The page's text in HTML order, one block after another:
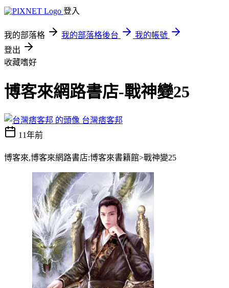
登入
我的部落格 我的部落格後台
我的帳號
登出
收藏嗜好
博客來網路書店-戰神變25
台灣痞客邦
11年前
博客來,博客來網路書店:博客來書籍館>戰神變25